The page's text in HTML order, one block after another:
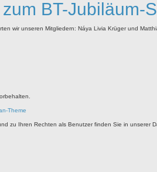
BT-Jubiläum-
wir unseren Mitgliedern: Náya Livia Krüger und
Theme
zu Ihren Rechten als Benutzer finden Sie in unserer